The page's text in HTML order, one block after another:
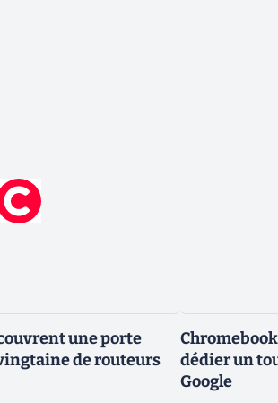
une porte
de routeurs
dédier un
Google